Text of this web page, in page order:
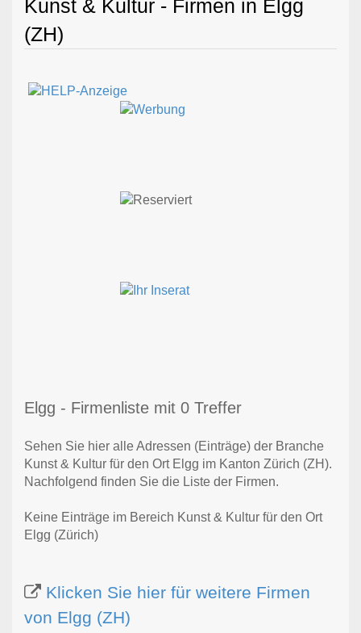
Kunst & Kultur - Firmen in Elgg
(ZH)
Elgg - Firmenliste mit 0 Treffer
Sehen Sie hier alle Adressen (Einträge) der Branche
Kunst & Kultur für den Ort Elgg im Kanton Zürich (ZH).
Nachfolgend finden Sie die Liste der Firmen.
Keine Einträge im Bereich Kunst & Kultur für den Ort
Elgg (Zürich)
Klicken Sie hier für weitere Firmen
von Elgg (ZH)